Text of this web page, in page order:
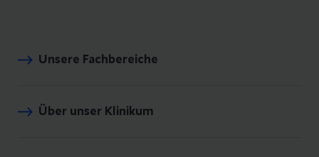
Unsere Fachbereiche
Über unser Klinikum